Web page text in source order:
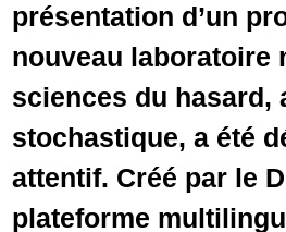
présentation d’un
nouveau laboratoire
sciences du hasard,
stochastique, a été
attentif. Créé par le
plateforme